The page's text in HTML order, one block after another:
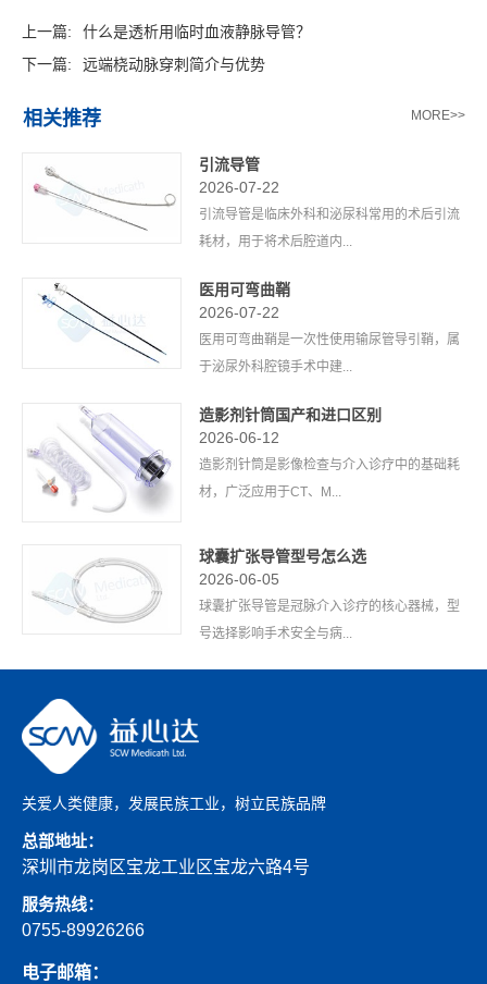
上一篇:
什么是透析用临时血液静脉导管？
下一篇:
远端桡动脉穿刺简介与优势
相关推荐 MORE>>
引流导管
2026-07-22
引流导管是临床外科和泌尿科常用的术后引流
耗材，用于将术后腔道内...
医用可弯曲鞘
2026-07-22
医用可弯曲鞘是一次性使用输尿管导引鞘，属
于泌尿外科腔镜手术中建...
造影剂针筒国产和进口区别
2026-06-12
造影剂针筒是影像检查与介入诊疗中的基础耗
材，广泛应用于CT、M...
球囊扩张导管型号怎么选
2026-06-05
球囊扩张导管是冠脉介入诊疗的核心器械，型
号选择影响手术安全与病...
关爱人类健康，发展民族工业，树立民族品牌
总部地址：
深圳市龙岗区宝龙工业区宝龙六路4号
服务热线：
0755-89926266
电子邮箱：